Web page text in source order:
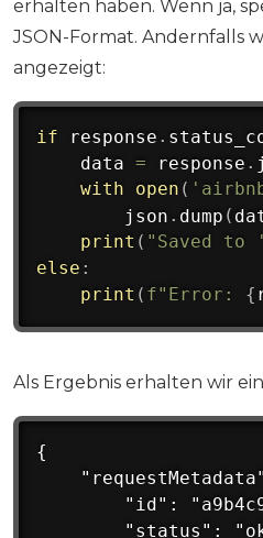
erhalten haben. Wenn ja,
JSON-Format. Andernfalls
angezeigt:
if response .
    data
= response .
with
open (
        json
. dump (
print ( "Saved
else :
print ( f"Error: {
Als Ergebnis erhalten wir
{
"id":
"status":